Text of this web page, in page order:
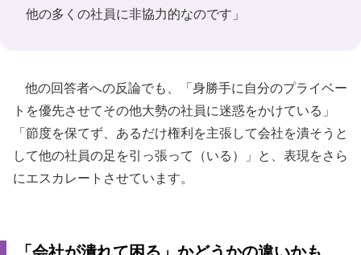
他の多くの社員に非協力的なのです」
他の回答者への反論でも、「身勝手に自分のプライベー
トを優先させてその他大勢の社員に迷惑をかけている」
「節度を保てず、あるだけ権利を主張して会社を潰そうと
して他の社員の足を引っ張って（いる）」と、表現をさら
にエスカレートさせています。